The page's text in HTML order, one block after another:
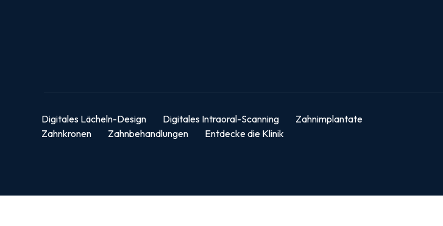
Digitales Lächeln-Design Digitales Intraoral-Scanning
Zahnimplantate
Zahnkronen
Zahnbehandlungen Entdecke die Klinik